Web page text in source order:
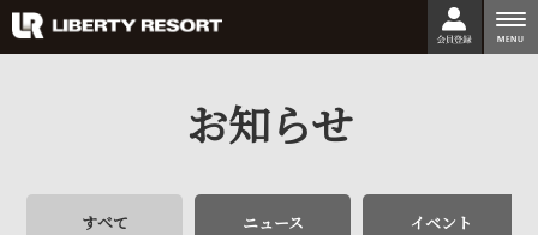
お知らせ
すべて ニュース イベント